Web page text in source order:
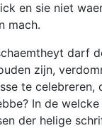
en sie niet
mach.
darf
zijn,
te celebreren,
In de
der helige